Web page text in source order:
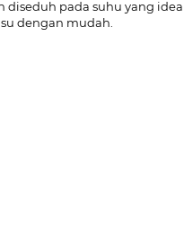
pada suhu yang
dengan mudah.